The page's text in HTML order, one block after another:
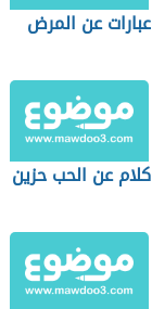
عبارات عن المرض
كلام عن الحب حزين